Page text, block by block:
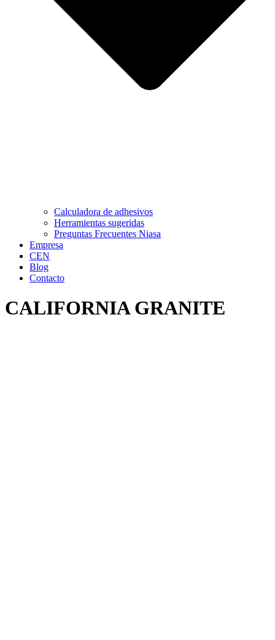
Calculadora de adhesivos
Herramientas sugeridas
Preguntas Frecuentes Niasa
Empresa
CEN
Blog
Contacto
CALIFORNIA GRANITE